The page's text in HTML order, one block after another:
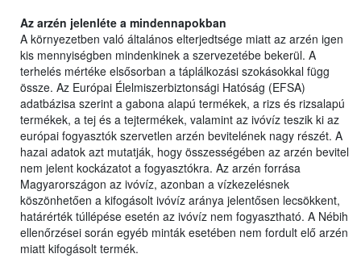
Az arzén jelenléte a mindennapokban
A környezetben való általános elterjedtsége miatt az arzén igen
kis mennyiségben mindenkinek a szervezetébe bekerül. A
terhelés mértéke elsősorban a táplálkozási szokásokkal függ
össze. Az Európai Élelmiszerbiztonsági Hatóság (EFSA)
adatbázisa szerint a gabona alapú termékek, a rizs és rizsalapú
termékek, a tej és a tejtermékek, valamint az ivóvíz teszik ki az
európai fogyasztók szervetlen arzén bevitelének nagy részét. A
hazai adatok azt mutatják, hogy összességében az arzén bevitel
nem jelent kockázatot a fogyasztókra. Az arzén forrása
Magyarországon az ivóvíz, azonban a vízkezelésnek
köszönhetően a kifogásolt ivóvíz aránya jelentősen lecsökkent,
határérték túllépése esetén az ivóvíz nem fogyasztható. A Nébih
ellenőrzései során egyéb minták esetében nem fordult elő arzén
miatt kifogásolt termék.